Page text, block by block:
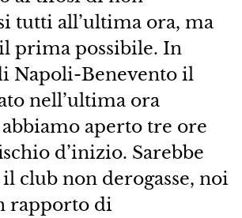
tutti all’ultima ora, ma
prima possibile. In
Napoli-Benevento il
nell’ultima ora
aperto tre ore
d’inizio. Sarebbe
club non derogasse, noi
rapporto di